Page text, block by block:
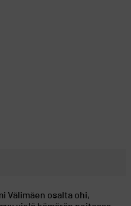
Välimäen osalta ohi,